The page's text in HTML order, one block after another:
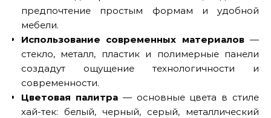
предпочтение простым формам и удобной
мебели.
Использование современных материалов—
стекло, металл, пластик и полимерные панели
создадут ощущение технологичности и
современности.
Цветовая палитра— основные цвета в стиле
хай-тек: белый, черный, серый, металлический